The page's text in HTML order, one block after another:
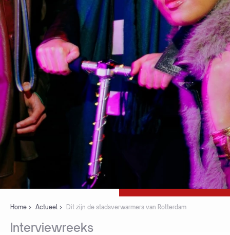
Home Actueel Dit zijn de stadsverwarmers van Rotterdam
Interviewreeks